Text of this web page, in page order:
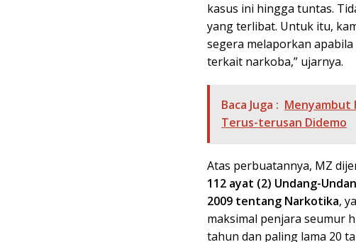
kasus ini hingga tuntas.
yang terlibat. Untuk itu,
segera melaporkan
terkait narkoba,” ujarnya.
Baca Juga : Menyambut
Terus-terusan Didemo
Atas perbuatannya, MZ
112 ayat (2) Undang-
2009 tentang Narkotika,
maksimal penjara seumur
tahun dan paling lama 20